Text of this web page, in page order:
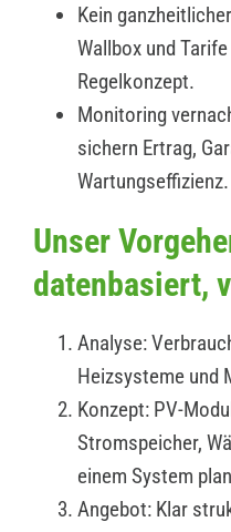
Kein
Wallbox und
Regelkonzept.
Monitoring
sichern Ertrag,
Wartungseffizienz.
Unser
datenbasiert,
Analyse:
Heizsysteme und
Konzept: PV-
Stromspeicher,
einem System
Angebot: Klar